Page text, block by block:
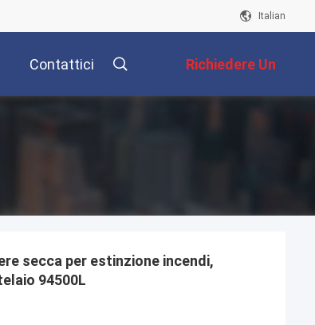
Italian
Contattici Richiedere Un
Preventivo
secca per estinzione incendi,
94500L